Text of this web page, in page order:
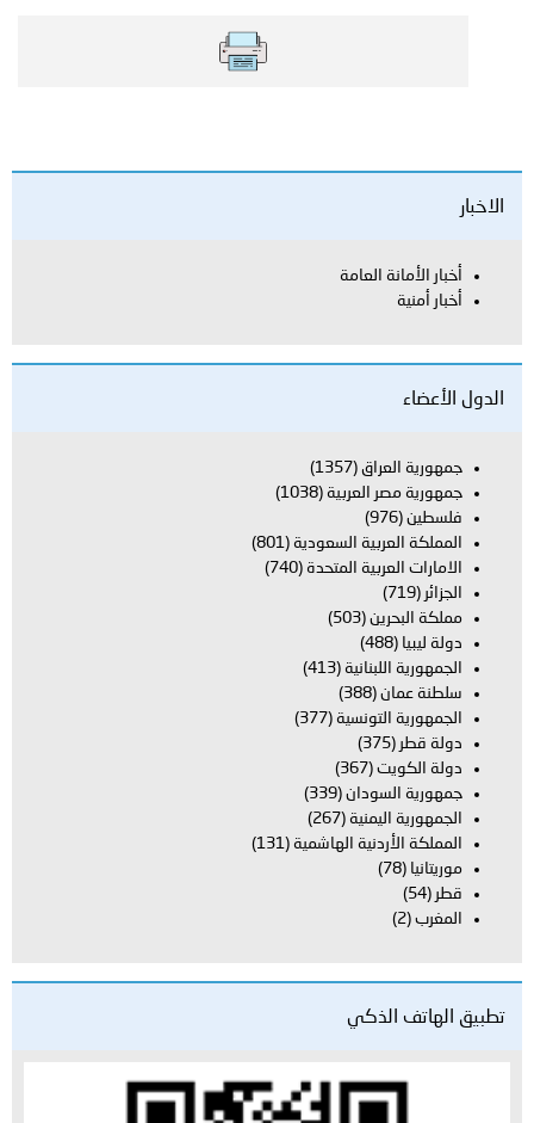
الاخبار
أخبار الأمانة العامة
أخبار أمنية
الدول الأعضاء
جمهورية العراق (1357)
جمهورية مصر العربية (1038)
فلسطين (976)
المملكة العربية السعودية (801)
الامارات العربية المتحدة (740)
الجزائر (719)
مملكة البحرين (503)
دولة ليبيا (488)
الجمهورية اللبنانية (413)
سلطنة عمان (388)
الجمهورية التونسية (377)
دولة قطر (375)
دولة الكويت (367)
جمهورية السودان (339)
الجمهورية اليمنية (267)
المملكة الأردنية الهاشمية (131)
موريتانيا (78)
قطر (54)
المغرب (2)
تطبيق الهاتف الذكي